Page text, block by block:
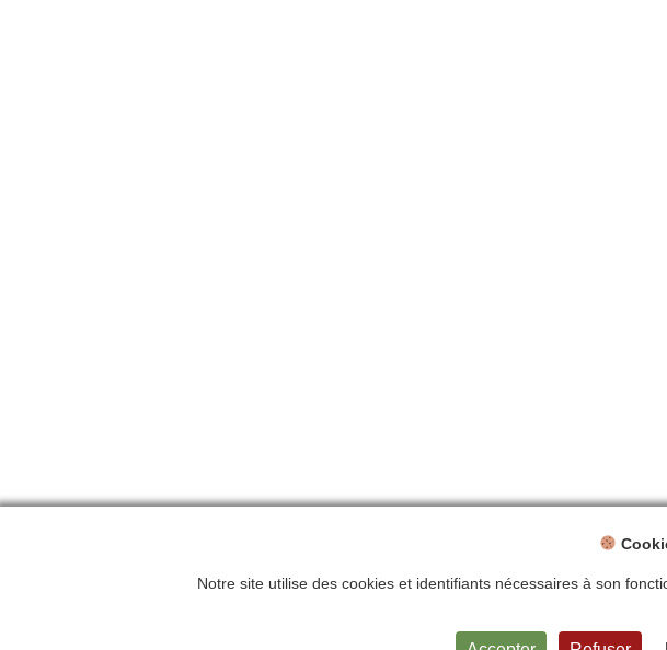
Mentions légales Politique
Notre site utilise des cookies et identifiants nécessaires à son